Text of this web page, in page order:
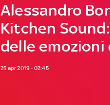
Alessandro
Kitchen
delle emozioni
25 apr 2019 - 02:45